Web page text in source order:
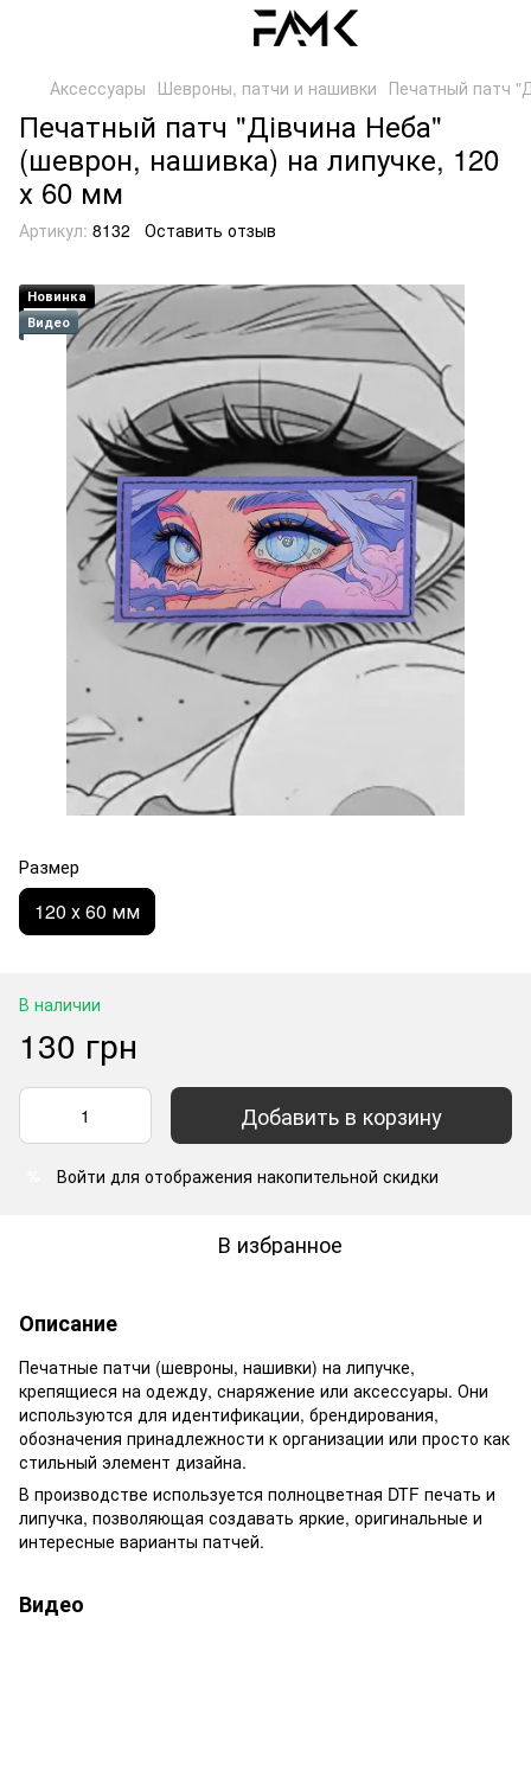
Аксессуары Шевроны, патчи и нашивки Печатный патч
Печатный патч "Дівчина Неба"
(шеврон, нашивка) на липучке, 120
х 60 мм
Артикул: 8132 Оставить отзыв
Новинка
Видео
Размер
120 х 60 мм
В наличии
130 грн
Добавить в корзину
Войти для отображения накопительной скидки
В избранное
Описание
Печатные патчи (шевроны, нашивки) на липучке,
крепящиеся на одежду, снаряжение или аксессуары. Они
используются для идентификации, брендирования,
обозначения принадлежности к организации или просто как
стильный элемент дизайна.
В производстве используется полноцветная DTF печать и
липучка, позволяющая создавать яркие, оригинальные и
интересные варианты патчей.
Видео